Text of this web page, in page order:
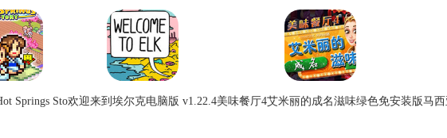
Springs Sto欢迎来到埃尔克电脑版 v1.22.4美味餐厅4艾米丽的成名滋味绿色免安装版马